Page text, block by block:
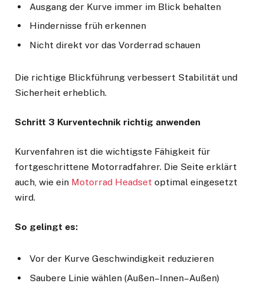
Ausgang der Kurve immer im Blick behalten
Hindernisse früh erkennen
Nicht direkt vor das Vorderrad schauen
Die richtige Blickführung verbessert Stabilität und
Sicherheit erheblich.
Schritt 3 Kurventechnik richtig anwenden
Kurvenfahren ist die wichtigste Fähigkeit für
fortgeschrittene Motorradfahrer. Die Seite erklärt
auch, wie ein Motorrad Headset optimal eingesetzt
wird.
So gelingt es:
Vor der Kurve Geschwindigkeit reduzieren
Saubere Linie wählen (Außen–Innen–Außen)